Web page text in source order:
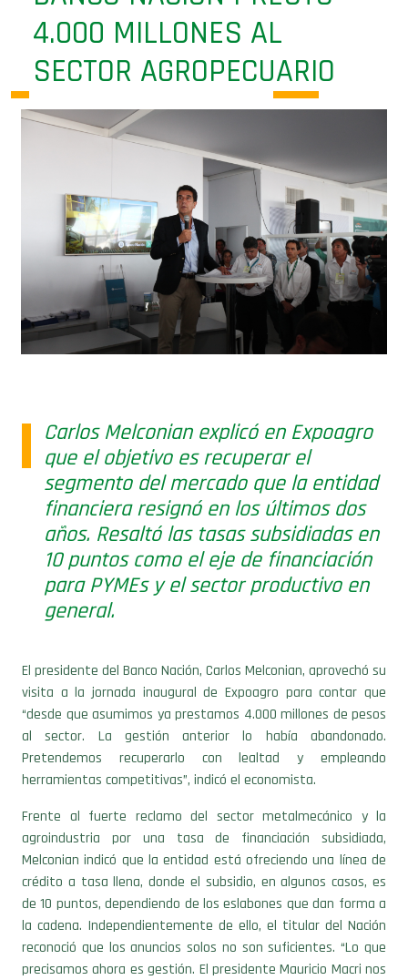
4.000 MILLONES AL
SECTOR AGROPECUARIO
Carlos Melconian explicó en Expoagro
que el objetivo es recuperar el
segmento del mercado que la entidad
financiera resignó en los últimos dos
años. Resaltó las tasas subsidiadas en
10 puntos como el eje de financiación
para PYMEs y el sector productivo en
general.
El presidente del Banco Nación, Carlos Melconian, aprovechó su
visita a la jornada inaugural de Expoagro para contar que
“desde que asumimos ya prestamos 4.000 millones de pesos
al sector. La gestión anterior lo había abandonado.
Pretendemos recuperarlo con lealtad y empleando
herramientas competitivas”, indicó el economista.
Frente al fuerte reclamo del sector metalmecánico y la
agroindustria por una tasa de financiación subsidiada,
Melconian indicó que la entidad está ofreciendo una línea de
crédito a tasa llena, donde el subsidio, en algunos casos, es
de 10 puntos, dependiendo de los eslabones que dan forma a
la cadena. Independientemente de ello, el titular del Nación
reconoció que los anuncios solos no son suficientes. “Lo que
precisamos ahora es gestión. El presidente Mauricio Macri nos